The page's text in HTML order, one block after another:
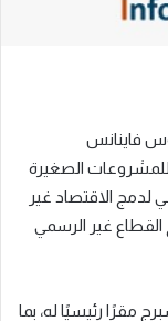
فاينانس
للمشروعات الصغيرة
لدمج الاقتصاد غير
غير الرسمي
مقرًا رئيسيًا له، بما